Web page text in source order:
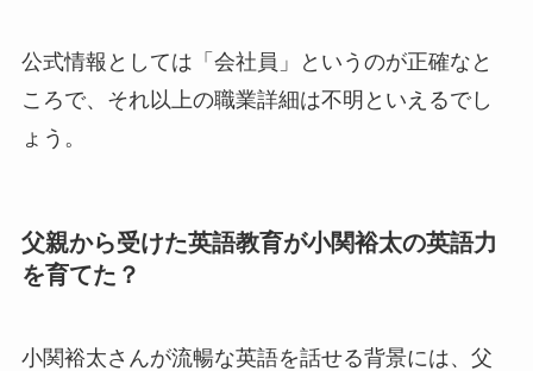
公式情報としては「会社員」というのが正確なと
ころで、それ以上の職業詳細は不明といえるでし
ょう。
父親から受けた英語教育が小関裕太の英語力
を育てた？
小関裕太さんが流暢な英語を話せる背景には、父